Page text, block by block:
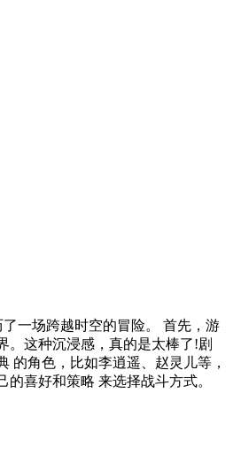
一场跨越时空的冒险。 首先，游
。这种沉浸感，真的是太棒了!剧
的角色，比如李逍遥、赵灵儿等，
喜好和策略 来选择战斗方式。